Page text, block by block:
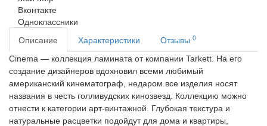
Вконтакте
Одноклассники
Описание
Характеристики Отзывы 0
Cinema — коллекция ламината от компании Tarkett. На его
создание дизайнеров вдохновил всеми любимый
американский кинематограф, недаром все изделия носят
названия в честь голливудских кинозвезд. Коллекцию можно
отнести к категории арт-винтажной. Глубокая текстура и
натуральные расцветки подойдут для дома и квартиры,